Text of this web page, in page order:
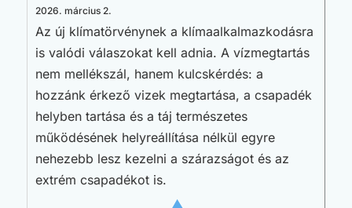
2026. március 2.
Az új klímatörvénynek a klímaalkalmazkodásra
is valódi válaszokat kell adnia. A vízmegtartás
nem mellékszál, hanem kulcskérdés: a
hozzánk érkező vizek megtartása, a csapadék
helyben tartása és a táj természetes
működésének helyreállítása nélkül egyre
nehezebb lesz kezelni a szárazságot és az
extrém csapadékot is.